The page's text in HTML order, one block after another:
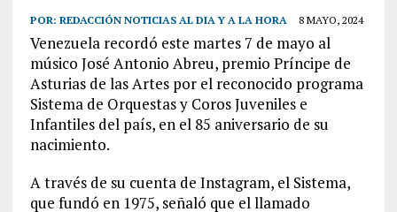
POR: REDACCIÓN NOTICIAS AL DIA Y A LA HORA 8 MAYO, 2024
Venezuela recordó este martes 7 de mayo al
músico José Antonio Abreu, premio Príncipe de
Asturias de las Artes por el reconocido programa
Sistema de Orquestas y Coros Juveniles e
Infantiles del país, en el 85 aniversario de su
nacimiento.
A través de su cuenta de Instagram, el Sistema,
que fundó en 1975, señaló que el llamado